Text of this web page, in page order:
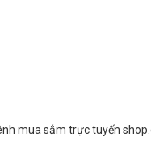
mua sắm trực tuyến